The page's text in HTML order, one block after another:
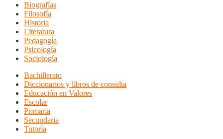
Biografías
Filosofía
Historia
Literatura
Pedagogía
Psicología
Sociología
Bachillerato
Diccionarios y libros de consulta
Educación en Valores
Escolar
Primaria
Secundaria
Tutoría